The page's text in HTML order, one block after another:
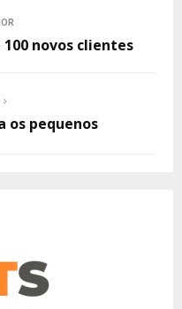
novos clientes
os pequenos